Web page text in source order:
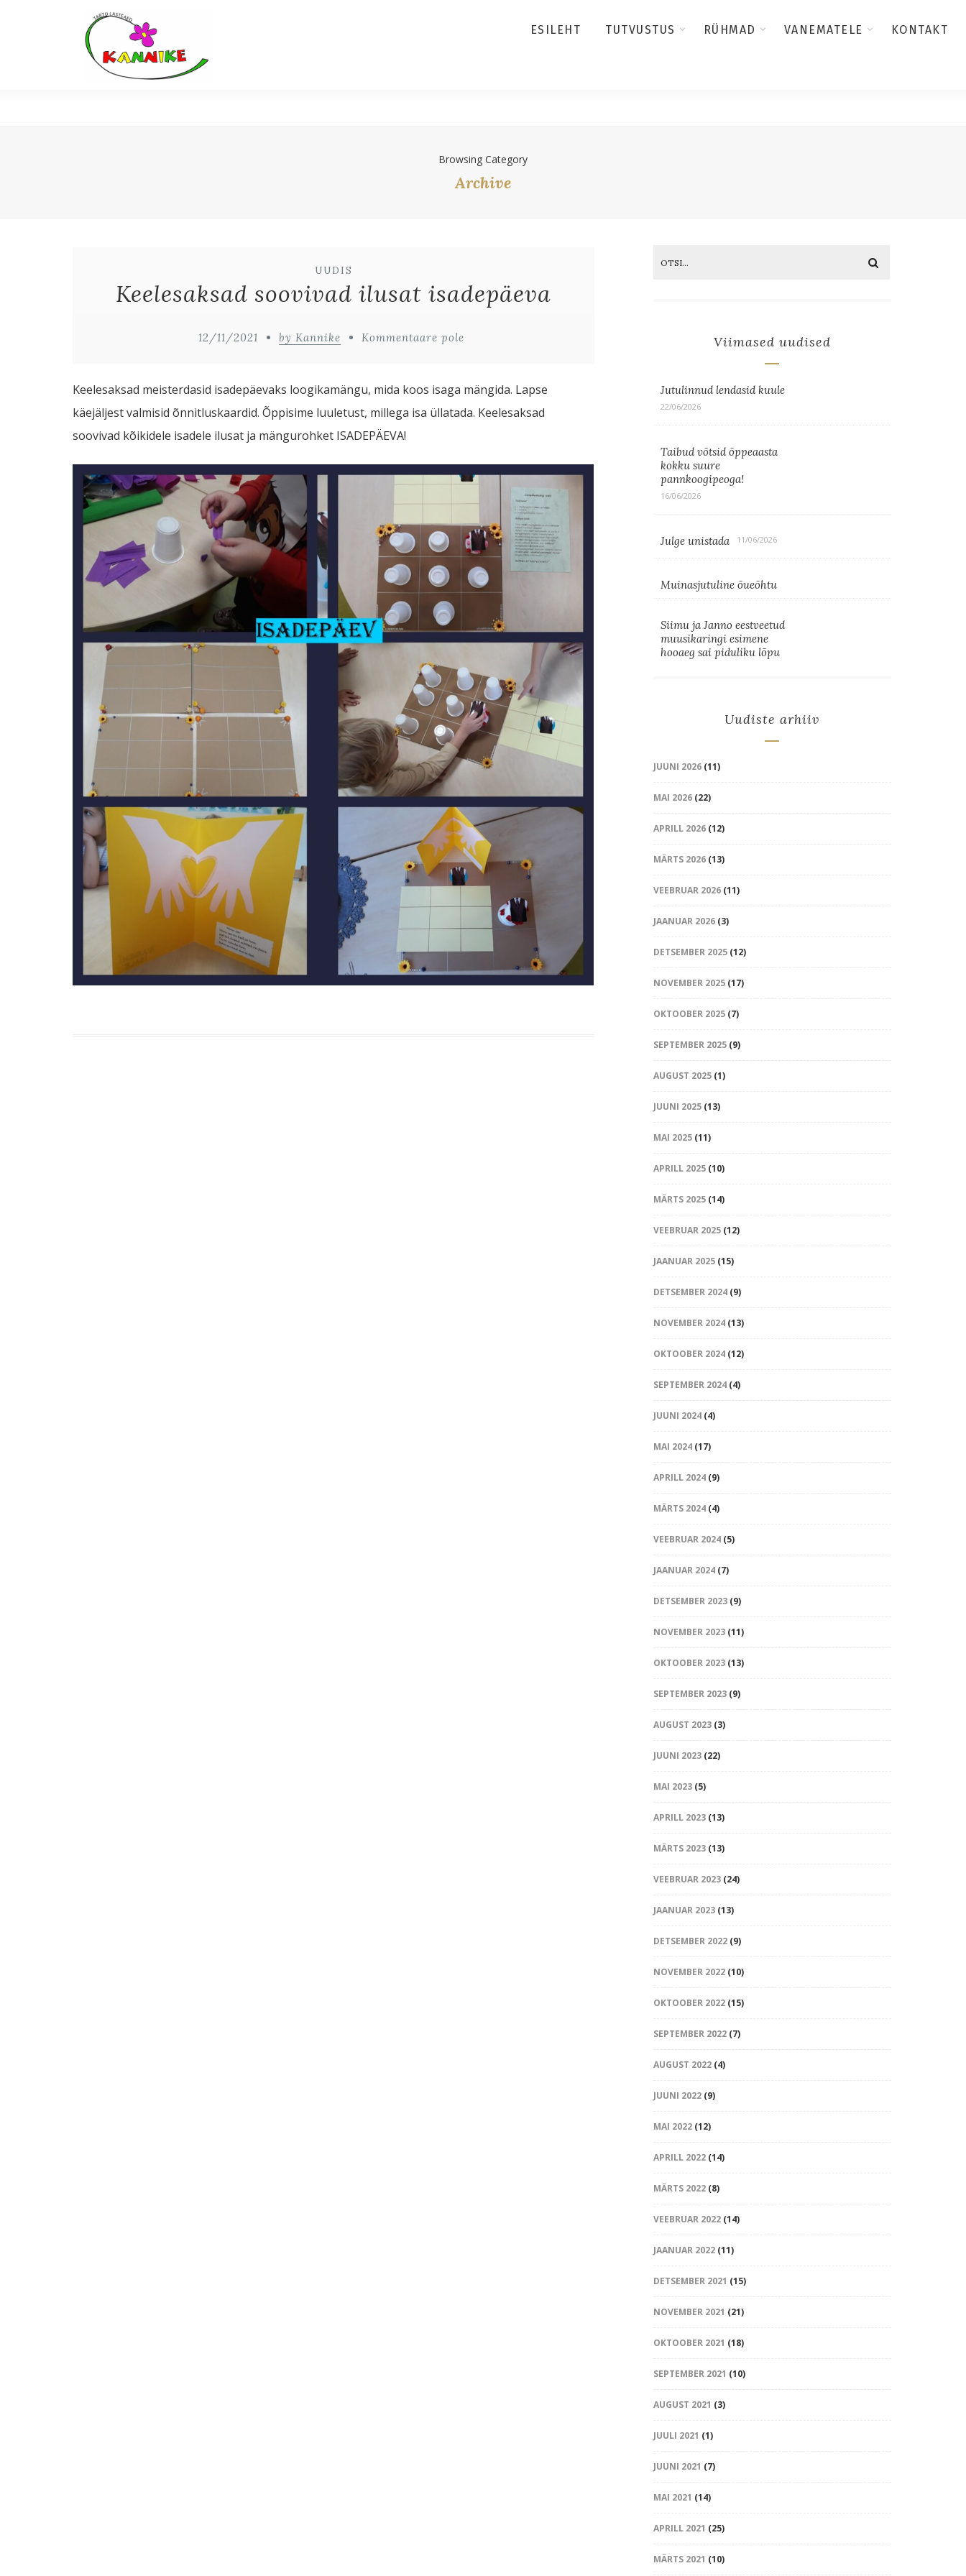
ESILEHT TUTVUSTUS RÜHMAD VANEMATELE KONTAKT
Browsing Category
Archive
UUDIS
Keelesaksad soovivad ilusat isadepäeva
12/11/2021 by Kannike Kommentaare pole
Keelesaksad meisterdasid isadepäevaks loogikamängu, mida koos isaga mängida. Lapse
käejäljest valmisid õnnitluskaardid. Õppisime luuletust, millega isa üllatada. Keelesaksad
soovivad kõikidele isadele ilusat ja mängurohket ISADEPÄEVA!
Viimased uudised
Jutulinnud lendasid kuule
22/06/2026
Taibud võtsid õppeaasta
kokku suure
pannkoogipeoga!
16/06/2026
Julge unistada 11/06/2026
Muinasjutuline õueõhtu
Siimu ja Janno eestveetud
muusikaringi esimene
hooaeg sai piduliku lõpu
Uudiste arhiiv
JUUNI 2026(11)
MAI 2026(22)
APRILL 2026(12)
MÄRTS 2026(13)
VEEBRUAR 2026(11)
JAANUAR 2026(3)
DETSEMBER 2025(12)
NOVEMBER 2025(17)
OKTOOBER 2025(7)
SEPTEMBER 2025(9)
AUGUST 2025(1)
JUUNI 2025(13)
MAI 2025(11)
APRILL 2025(10)
MÄRTS 2025(14)
VEEBRUAR 2025(12)
JAANUAR 2025(15)
DETSEMBER 2024(9)
NOVEMBER 2024(13)
OKTOOBER 2024(12)
SEPTEMBER 2024(4)
JUUNI 2024(4)
MAI 2024(17)
APRILL 2024(9)
MÄRTS 2024(4)
VEEBRUAR 2024(5)
JAANUAR 2024(7)
DETSEMBER 2023(9)
NOVEMBER 2023(11)
OKTOOBER 2023(13)
SEPTEMBER 2023(9)
AUGUST 2023(3)
JUUNI 2023(22)
MAI 2023(5)
APRILL 2023(13)
MÄRTS 2023(13)
VEEBRUAR 2023(24)
JAANUAR 2023(13)
DETSEMBER 2022(9)
NOVEMBER 2022(10)
OKTOOBER 2022(15)
SEPTEMBER 2022(7)
AUGUST 2022(4)
JUUNI 2022(9)
MAI 2022(12)
APRILL 2022(14)
MÄRTS 2022(8)
VEEBRUAR 2022(14)
JAANUAR 2022(11)
DETSEMBER 2021 (15)
NOVEMBER 2021 (21)
OKTOOBER 2021 (18)
SEPTEMBER 2021 (10)
AUGUST 2021 (3)
JUULI 2021 (1)
JUUNI 2021 (7)
MAI 2021 (14)
APRILL 2021 (25)
MÄRTS 2021 (10)